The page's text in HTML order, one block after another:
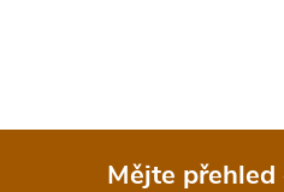
Mějte